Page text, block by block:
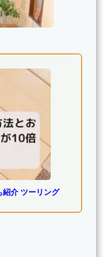
紹介 ツーリング